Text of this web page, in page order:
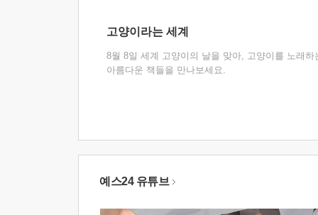
고양이라는 세계
8월 8일 세계 고양이의 날을 맞아, 고양이를 노래하
아름다운 책들을 만나보세요.
예스24 유튜브